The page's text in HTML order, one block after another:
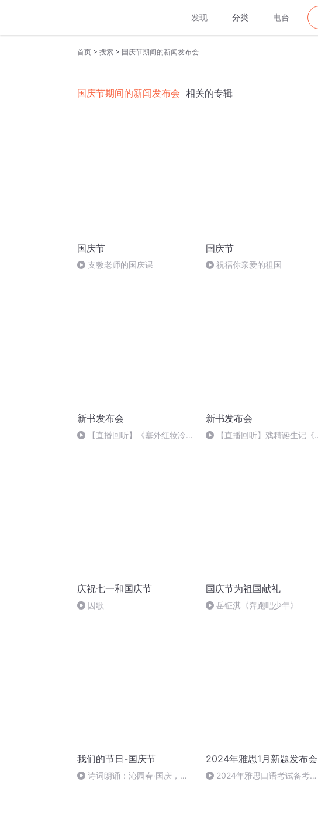
发现 分类 电台
首页 > 搜索 > 国庆节期间的新闻发布会
国庆节期间的新闻发布会 相关的专辑
国庆节
支教老师的国庆课
国庆节
祝福你亲爱的祖国
新书发布会
【直播回听】《塞外红妆冷》
新书发布会
【直播回听】戏精诞生记《
庆祝七一和国庆节
囚歌
国庆节为祖国献礼
岳钲淇《奔跑吧少年》
我们的节日-国庆节
诗词朗诵：沁园春·国庆，朗
2024年雅思1月新题发布会
2024年雅思口语考试备考建